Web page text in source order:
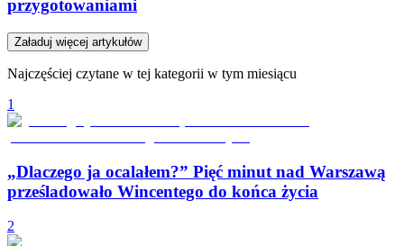
przygotowaniami
Załaduj więcej artykułów
Najczęściej czytane w tej kategorii w tym miesiącu
1
„Dlaczego ja ocalałem?” Pięć minut nad Warszawą
prześladowało Wincentego do końca życia
2